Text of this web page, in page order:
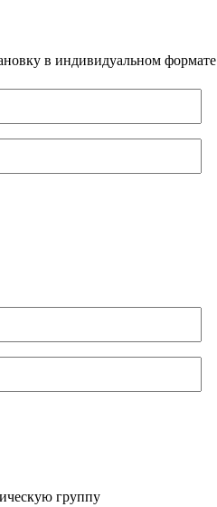
в индивидуальном формате
группу